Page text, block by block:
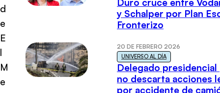
d
e
E
l
M
e
Duro cruce entre
y Schalper por Plan
Fronterizo
20 DE FEBRERO 2026
UNIVERSO AL DÍA
Delegado presidencial
no descarta acciones
por accidente de